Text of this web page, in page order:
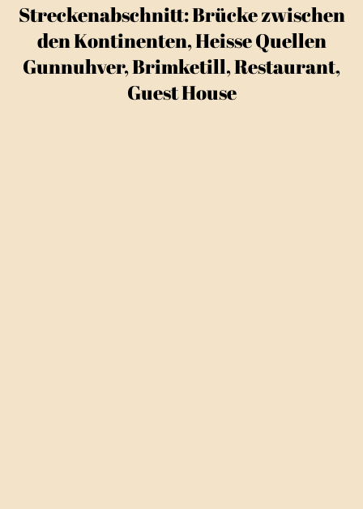
Streckenabschnitt: Brücke zwischen
den Kontinenten, Heisse Quellen
Gunnuhver, Brimketill, Restaurant,
Guest House